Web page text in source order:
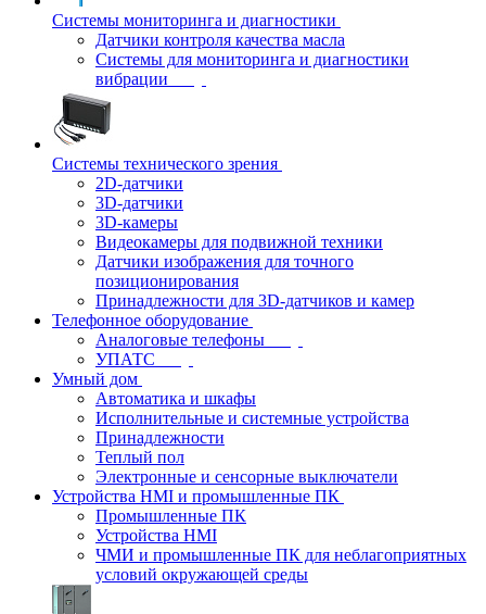
Системы мониторинга и диагностики
Датчики контроля качества масла
Системы для мониторинга и диагностики
вибрации
Системы технического зрения
2D-датчики
3D-датчики
3D-камеры
Видеокамеры для подвижной техники
Датчики изображения для точного
позиционирования
Принадлежности для 3D-датчиков и камер
Телефонное оборудование
Аналоговые телефоны
УПАТС
Умный дом
Автоматика и шкафы
Исполнительные и системные устройства
Принадлежности
Теплый пол
Электронные и сенсорные выключатели
Устройства HMI и промышленные ПК
Промышленные ПК
Устройства HMI
ЧМИ и промышленные ПК для неблагоприятных
условий окружающей среды